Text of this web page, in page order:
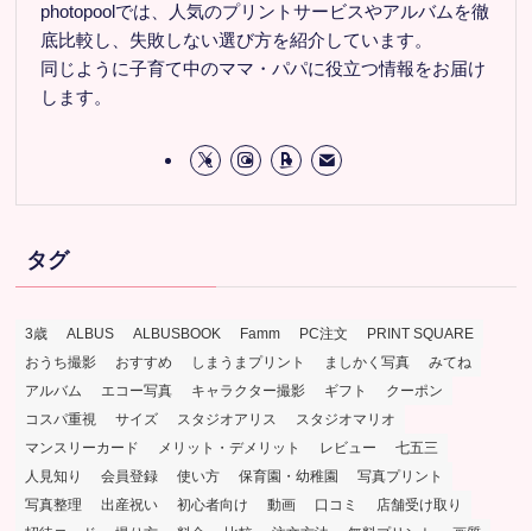
photopoolでは、人気のプリントサービスやアルバムを徹
底比較し、失敗しない選び方を紹介しています。
同じように子育て中のママ・パパに役立つ情報をお届け
します。
タグ
3歳 ALBUS ALBUSBOOK Famm PC注文
PRINT SQUARE
おうち撮影
おすすめ しまうまプリント ましかく写真
みてね
アルバム
エコー写真 キャラクター撮影 ギフト
クーポン
コスパ重視
サイズ スタジオアリス
スタジオマリオ
マンスリーカード
メリット・デメリット レビュー
七五三
人見知り
会員登録 使い方 保育園・幼稚園
写真プリント
写真整理
出産祝い 初心者向け 動画 口コミ
店舗受け取り